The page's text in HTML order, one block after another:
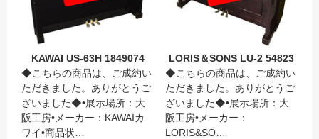
KAWAI US-63H 1849074
◆こちらの商品は、ご成約い
ただきました。ありがとうご
ざいました◆•展示場所：大
阪工房•メーカー：KAWAIカ
ワイ•商品状…
LORIS＆SONS LU-2 54823
◆こちらの商品は、ご成約い
ただきました。ありがとうご
ざいました◆•展示場所：大
阪工房•メーカー：
LORIS&SO…